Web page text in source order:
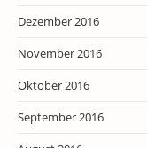
Dezember 2016
November 2016
Oktober 2016
September 2016